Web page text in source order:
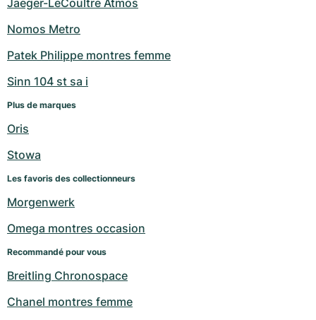
Jaeger-LeCoultre Atmos
Nomos Metro
Patek Philippe montres femme
Sinn 104 st sa i
Plus de marques
Oris
Stowa
Les favoris des collectionneurs
Morgenwerk
Omega montres occasion
Recommandé pour vous
Breitling Chronospace
Chanel montres femme